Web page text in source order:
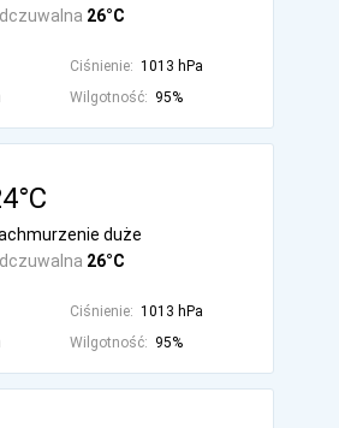
26°C
Ciśnienie: 1013 hPa
Wilgotność: 95%
26°C
duże
Ciśnienie: 1013 hPa
Wilgotność: 95%